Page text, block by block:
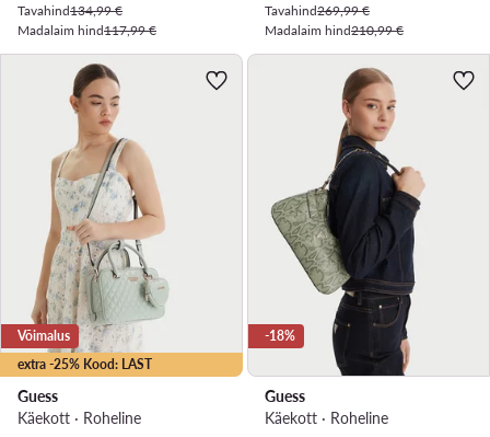
Tavahind134,99 €
Madalaim hind117,99 €
Tavahind269,99 €
Madalaim hind210,99 €
extra -25% Kood: LAST
Võimalus
Guess
Käekott · Roheline
-18%
Guess
Käekott · Roheline